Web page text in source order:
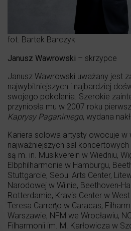
fot. Bartek Barczyk
Janusz Wawrowski – skrzypce
Janusz Wawrowski uważany jest
najwybitniejszych i najbardziej
swojego pokolenia. Szerokie
przyniosła mu w 2007 roku
Kaprysy Paganiniego, wydana
Kariera solowa artysty owocuje w
najważniejszych sal
są m. in. Musikverein w Wiedniu,
Elbphilharmonie w Hamburgu,
Stuttgarcie, Seoul Arts Center,
Narodowej w Wilnie, Beethoven-
Rotterdamie, Kravis Center w
Teresa Carreῆo w Caracas,
Warszawie, NFM we Wrocławiu,
Filharmonii im. M. Karłowicza w